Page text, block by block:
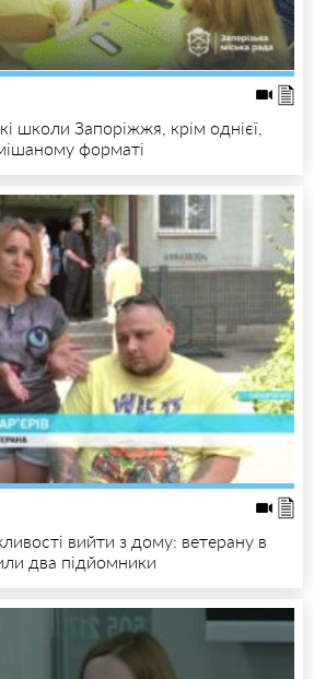
школи Запоріжжя, крім однієї,
форматі
вийти з дому: ветерану в
два підйомники